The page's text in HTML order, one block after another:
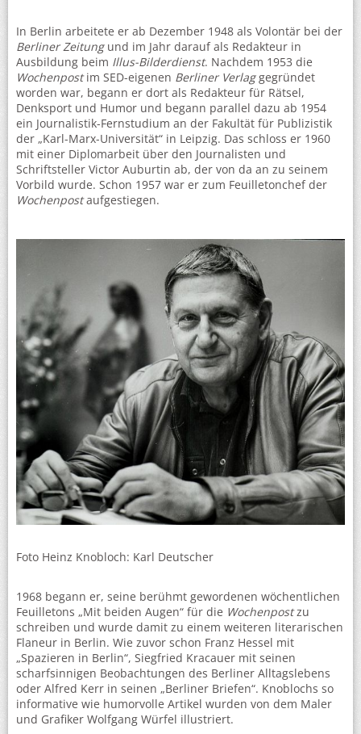
In Berlin arbeitete er ab Dezember 1948 als Volontär bei der
Berliner Zeitungund im Jahr darauf als Redakteur in
Ausbildung beim Illus-Bilderdienst. Nachdem 1953 die
Wochenpostim SED-eigenen Berliner Verlaggegründet
worden war, begann er dort als Redakteur für Rätsel,
Denksport und Humor und begann parallel dazu ab 1954
ein Journalistik-Fernstudium an der Fakultät für Publizistik
der „Karl-Marx-Universität“ in Leipzig. Das schloss er 1960
mit einer Diplomarbeit über den Journalisten und
Schriftsteller Victor Auburtin ab, der von da an zu seinem
Vorbild wurde. Schon 1957 war er zum Feuilletonchef der
Wochenpostaufgestiegen.
Foto Heinz Knobloch: Karl Deutscher
1968 begann er, seine berühmt gewordenen wöchentlichen
Feuilletons „Mit beiden Augen“ für die Wochenpostzu
schreiben und wurde damit zu einem weiteren literarischen
Flaneur in Berlin. Wie zuvor schon Franz Hessel mit
„Spazieren in Berlin“, Siegfried Kracauer mit seinen
scharfsinnigen Beobachtungen des Berliner Alltagslebens
oder Alfred Kerr in seinen „Berliner Briefen“. Knoblochs so
informative wie humorvolle Artikel wurden von dem Maler
und Grafiker Wolfgang Würfel illustriert.